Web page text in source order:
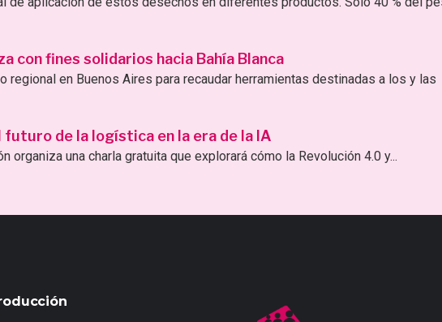
con fines solidarios hacia Bahía Blanca
regional en Buenos Aires para recaudar herramientas destinadas a los y las
futuro de la logística en la era de la IA
organiza una charla gratuita que explorará cómo la Revolución 4.0 y...